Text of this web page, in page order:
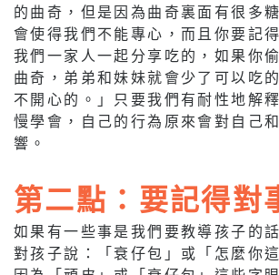
的曲奇，但是因為曲奇裏面有很多
會使得我們不能專心，而且你要記
我們一家人一起分享吃的，如果你
曲奇，弟弟和妹妹就會少了可以吃
不開心的。」只要我們有耐性地解
慢學會，自己的行為原來會對自己
響。
第二點：要記得對
如果有一些事是我們要教導孩子的
對孩子說：「衰仔包」或「怎麼你